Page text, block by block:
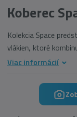
Koberec
Kolekcia Space
vlákien, ktoré
Viac informácií